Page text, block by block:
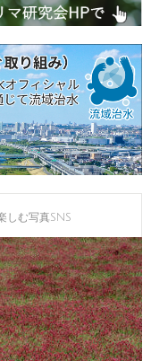
しむ写真SNS